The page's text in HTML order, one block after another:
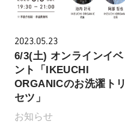
2023.05.23
6/3(土) オンラインイベ
ント「IKEUCHI
ORGANICのお洗濯トリ
セツ」
お知らせ